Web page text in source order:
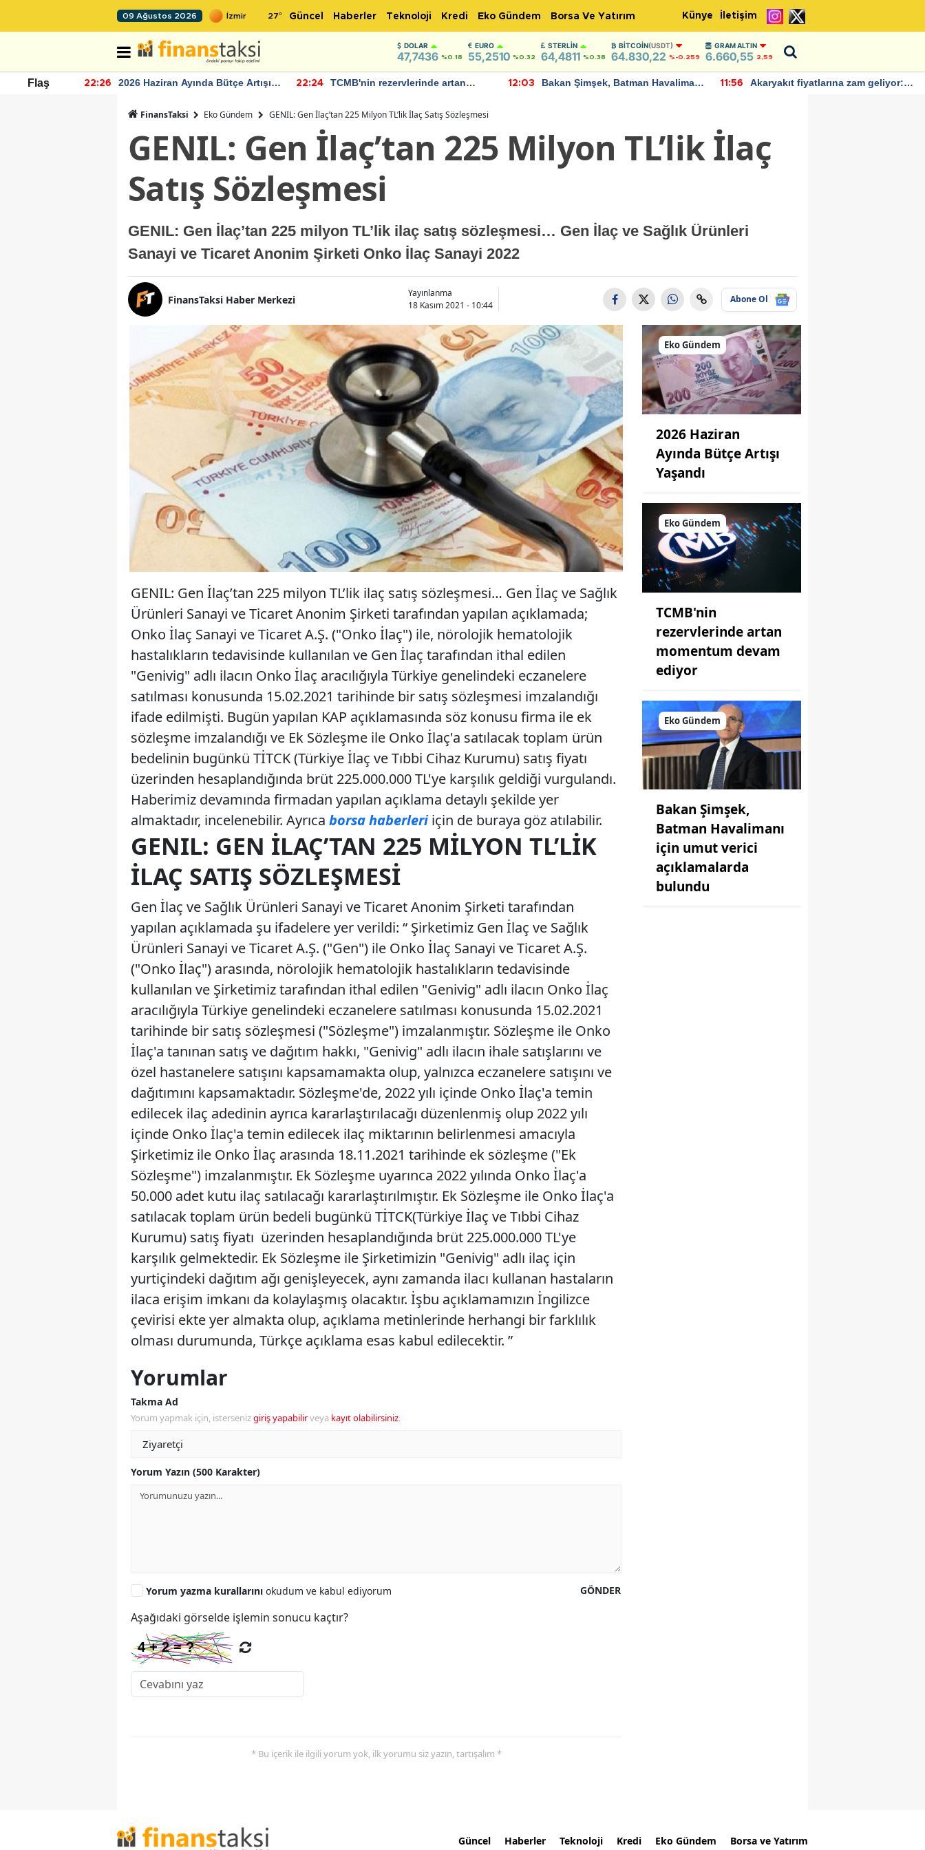
09 Ağustos 2026 27° Güncel Haberler Teknoloji Kredi Eko Gündem Borsa Ve Yatırım Künye İletişim
DOLAR
47,7436 %0.18
EURO
55,2510 %0.32
STERLIN
64,4811 %0.38
BITCOIN(USDT)
64.830,22 %-0.259
GRAM ALTIN
6.660,55 2,59
Flaş 22:26
2026 Haziran Ayında Bütçe Artışı
22:24
TCMB'nin rezervlerinde artan
12:03
Bakan Şimşek, Batman Havalimanı
11:56
Akaryakıt fiyatlarına zam geliyor:
FinansTaksi Eko Gündem GENIL: Gen İlaç’tan 225 Milyon TL’lik İlaç Satış Sözleşmesi
GENIL: Gen İlaç’tan 225 Milyon TL’lik İlaç
Satış Sözleşmesi
GENIL: Gen İlaç’tan 225 milyon TL’lik ilaç satış sözleşmesi… Gen İlaç ve Sağlık Ürünleri
Sanayi ve Ticaret Anonim Şirketi Onko İlaç Sanayi 2022
FinansTaksi Haber Merkezi
Yayınlanma
18 Kasım 2021 - 10:44
Abone Ol
GENIL: Gen İlaç’tan 225 milyon TL’lik ilaç satış sözleşmesi… Gen İlaç ve Sağlık
Ürünleri Sanayi ve Ticaret Anonim Şirketi tarafından yapılan açıklamada;
Onko İlaç Sanayi ve Ticaret A.Ş. ("Onko İlaç") ile, nörolojik hematolojik
hastalıkların tedavisinde kullanılan ve Gen İlaç tarafından ithal edilen
"Genivig" adlı ilacın Onko İlaç aracılığıyla Türkiye genelindeki eczanelere
satılması konusunda 15.02.2021 tarihinde bir satış sözleşmesi imzalandığı
ifade edilmişti. Bugün yapılan KAP açıklamasında söz konusu firma ile ek
sözleşme imzalandığı ve Ek Sözleşme ile Onko İlaç'a satılacak toplam ürün
bedelinin bugünkü TİTCK (Türkiye İlaç ve Tıbbi Cihaz Kurumu) satış fiyatı
üzerinden hesaplandığında brüt 225.000.000 TL'ye karşılık geldiği vurgulandı.
Haberimiz devamında firmadan yapılan açıklama detaylı şekilde yer
almaktadır, incelenebilir. Ayrıca borsa haberleriiçin de buraya göz atılabilir.
GENIL: GEN İLAÇ’TAN 225 MILYON TL’LIK
İLAÇ SATIŞ SÖZLEŞMESI
Gen İlaç ve Sağlık Ürünleri Sanayi ve Ticaret Anonim Şirketi tarafından
yapılan açıklamada şu ifadelere yer verildi: “ Şirketimiz Gen İlaç ve Sağlık
Ürünleri Sanayi ve Ticaret A.Ş. ("Gen") ile Onko İlaç Sanayi ve Ticaret A.Ş.
("Onko İlaç") arasında, nörolojik hematolojik hastalıkların tedavisinde
kullanılan ve Şirketimiz tarafından ithal edilen "Genivig" adlı ilacın Onko İlaç
aracılığıyla Türkiye genelindeki eczanelere satılması konusunda 15.02.2021
tarihinde bir satış sözleşmesi ("Sözleşme") imzalanmıştır. Sözleşme ile Onko
İlaç'a tanınan satış ve dağıtım hakkı, "Genivig" adlı ilacın ihale satışlarını ve
özel hastanelere satışını kapsamamakta olup, yalnızca eczanelere satışını ve
dağıtımını kapsamaktadır. Sözleşme'de, 2022 yılı içinde Onko İlaç'a temin
edilecek ilaç adedinin ayrıca kararlaştırılacağı düzenlenmiş olup 2022 yılı
içinde Onko İlaç'a temin edilecek ilaç miktarının belirlenmesi amacıyla
Şirketimiz ile Onko İlaç arasında 18.11.2021 tarihinde ek sözleşme ("Ek
Sözleşme") imzalanmıştır. Ek Sözleşme uyarınca 2022 yılında Onko İlaç'a
50.000 adet kutu ilaç satılacağı kararlaştırılmıştır. Ek Sözleşme ile Onko İlaç'a
satılacak toplam ürün bedeli bugünkü TİTCK(Türkiye İlaç ve Tıbbi Cihaz
Kurumu) satış fiyatı üzerinden hesaplandığında brüt 225.000.000 TL'ye
karşılık gelmektedir. Ek Sözleşme ile Şirketimizin "Genivig" adlı ilaç için
yurtiçindeki dağıtım ağı genişleyecek, aynı zamanda ilacı kullanan hastaların
ilaca erişim imkanı da kolaylaşmış olacaktır. İşbu açıklamamızın İngilizce
çevirisi ekte yer almakta olup, açıklama metinlerinde herhangi bir farklılık
olması durumunda, Türkçe açıklama esas kabul edilecektir. ”
Yorumlar
Takma Ad
Yorum yapmak için, istersenizgiriş yapabilirveya kayıt olabilirsiniz.
Yorum Yazın (500 Karakter)
GÖNDER
Yorum yazma kurallarını okudum ve kabul ediyorum
Aşağıdaki görselde işlemin sonucu kaçtır?
* Bu içerik ile ilgili yorum yok, ilk yorumu siz yazın, tartışalım *
Eko Gündem
2026 Haziran
Ayında Bütçe Artışı
Yaşandı
Eko Gündem
TCMB'nin
rezervlerinde artan
momentum devam
ediyor
Eko Gündem
Bakan Şimşek,
Batman Havalimanı
için umut verici
açıklamalarda
bulundu
Güncel Haberler Teknoloji Kredi Eko Gündem Borsa ve Yatırım